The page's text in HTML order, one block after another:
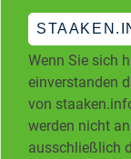
Wenn Sie sich
einverstanden
von
werden nicht
ausschließlich